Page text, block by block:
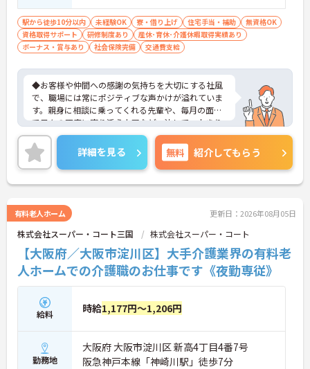
駅から徒歩10分以内 未経験OK 寮・借り上げ 住宅手当・補助
無資格OK
資格取得サポート
研修制度あり
産休･育休･介護休暇取得実績あり
ボーナス・賞与あり
社会保険完備 交通費支給
◆お客様や仲間への感謝の気持ちを大切にする社風
で、職場には常にポジティブな声かけが溢れていま
す。親身に相談に乗ってくれる先輩や、毎月の面談
で日々の不安に寄り添う上司など、決して一人きり
にさせないフォロー体制が万全。心理的安全性が高
く、中途入社でも自然と馴染める職場です。
◆無資格からでもプロフェッショナルを目指せる
「資格取得支援制度」を完備しています。初任者研
修から国家資格である介護福祉士まで、現場での実
けて資格取得に挑戦できます。
◆法人独自の介護技術認定制度「ケアマイスター」
により、身につけたスキルを5段階でしっかり評価
し手当で還元。さらに「目標管理シート」を用いた
月1回の上司との面談があり、一人ひとりの不安や
目標に寄り添う手厚いフォロー体制が整っていま
す。
詳細を見る 無料 紹介してもらう
有料老人ホーム 更新日：2026年08月05日
株式会社スーパー・コート三国 株式会社スーパー・コート
【大阪府／大阪市淀川区】大手介護業界の有料老
人ホームでの介護職のお仕事です《夜勤専従》
給料 時給1,177円～1,206円
勤務地
大阪府 大阪市淀川区 新高4丁目4番7号
阪急神戸本線「神崎川駅」徒歩7分